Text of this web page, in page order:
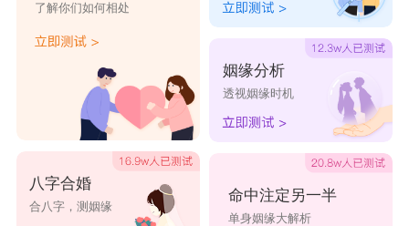
了解你们如何相处
八字合婚
合八字，测姻缘
姻缘分析
透视姻缘时机
命中注定另一半
单身姻缘大解析